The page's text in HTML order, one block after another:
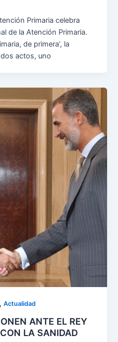
Primaria celebra
de la Atención Primaria.
de primera’, la
actos, uno
,Actualidad
ANTE EL REY
LA SANIDAD